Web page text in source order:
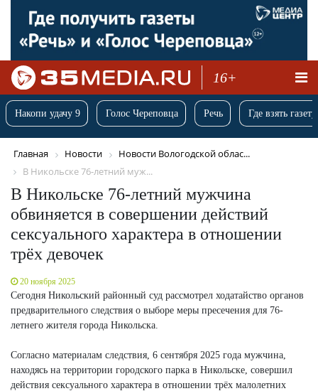
16+
Накопи удачу 9 Голос Череповца Речь Где взять
Главная Новости
Новости Вологодской облас...
В Никольске 76-летний муж...
В Никольске 76-летний мужчина
обвиняется в совершении действий
сексуального характера в отношении
трёх девочек
20 ноября 2025
Сегодня Никольский районный суд рассмотрел ходатайство органов
предварительного следствия о выборе меры пресечения для 76-
летнего жителя города Никольска.
Согласно материалам следствия, 6 сентября 2025 года мужчина,
находясь на территории городского парка в Никольске, совершил
действия сексуального характера в отношении трёх малолетних